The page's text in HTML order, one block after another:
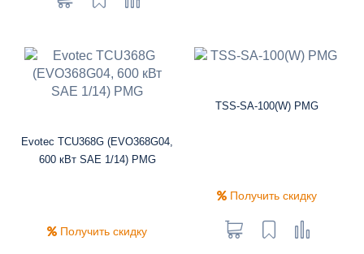
Evotec TCU368G (EVO368G04,
600 кВт SAE 1/14) PMG
Получить скидку
TSS-SA-100(W) PMG
Получить скидку